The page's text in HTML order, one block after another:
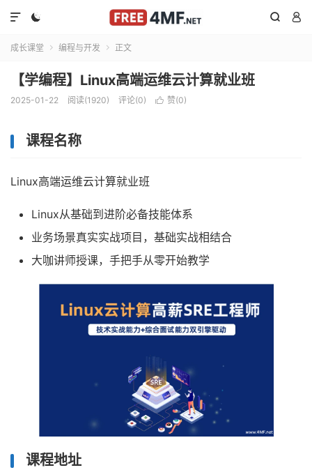
  

成长课堂  编程与开发  正文
【学编程】Linux高端运维云计算就业班
2025-01-22 阅读(1920) 评论(0)  赞(0)
课程名称
Linux高端运维云计算就业班
Linux从基础到进阶必备技能体系
业务场景真实实战项目，基础实战相结合
大咖讲师授课，手把手从零开始教学
课程地址